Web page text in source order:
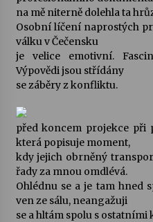
Za kulturou
odkaz Josefa
13. 7. 2026
Varhanní
Petr Adamec
30. 6. 2026
na mě niterně dolehla ta
Osobní líčení naprostých
válku v Čečensku
je velice emotivní.
Výpovědi jsou střídány
se záběry z konfliktu.
před koncem projekce při
která popisuje moment,
kdy jejich obrněný
řady za mnou omdlévá.
Ohlédnu se a je tam hned
ven ze sálu, neangažuji
se a hltám spolu s